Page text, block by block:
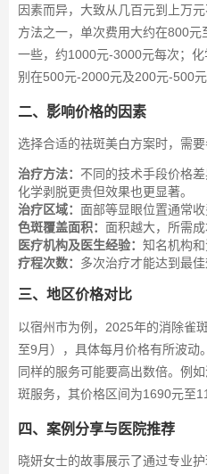
因素而异，大致从几百元到上万
方法之一，单次费用大约在800
一些，约1000元-3000元每次；
别在500元-2000元及200元-500元
二、影响价格的因素
选择合适的祛斑美白方案时，需要
治疗方法： 不同的技术手段价格
化学剥脱更贵但效果也更显著。
治疗区域： 面部等显眼位置通常收
色斑覆盖面积： 面积越大，所需成
医疗机构及医生经验： 知名机构和
疗程次数： 多次治疗才能达到最
三、地区价格对比
以宿州市为例，2025年的消除雀
至9月），具体每月价格有所波动
同样的服务可能要高出数倍。例
斑服务，其价格区间为1690元至
四、案例分享与医院推荐
晓妍女士的故事展示了通过专业